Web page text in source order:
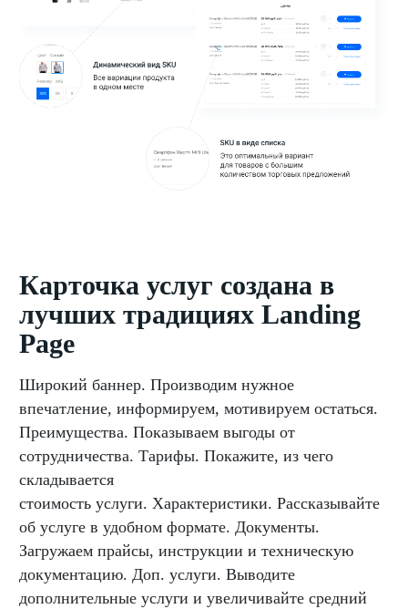
Карточка услуг создана в
лучших традициях Landing
Page
Широкий баннер. Производим нужное
впечатление, информируем, мотивируем остаться.
Преимущества. Показываем выгоды от
сотрудничества. Тарифы. Покажите, из чего
складывается
стоимость услуги. Характеристики. Рассказывайте
об услуге в удобном формате. Документы.
Загружаем прайсы, инструкции и техническую
документацию. Доп. услуги. Выводите
дополнительные услуги и увеличивайте средний